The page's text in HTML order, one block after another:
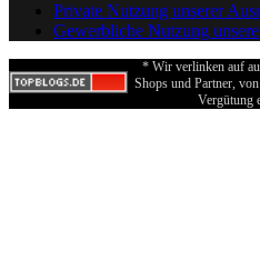
Private Nutzung unserer
Gewerbliche Nutzung
* Wir verlinken auf
Shops und Partner,
Vergütung